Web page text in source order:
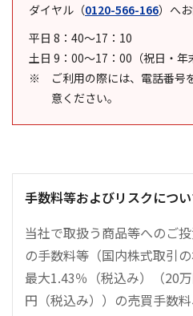
ダイヤル （0120-566-166） へ
平日 8：40～17：10
土日 9：00～17：00（祝日・年
ご利用の際には、電話番号
意ください。
手数料等およびリスクにつ
当社で取扱う商品等へのご
の手数料等（国内株式取引
最大1.43％（税込み）（20
円（税込み））の売買手数